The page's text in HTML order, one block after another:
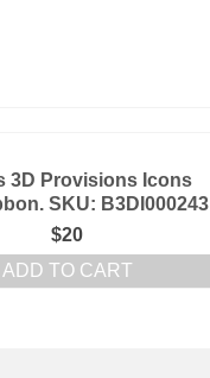
3D Provisions Icons
SKU: B3DI000243
$20
ADD TO CART